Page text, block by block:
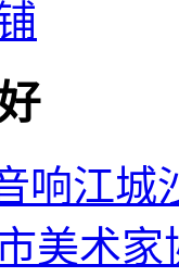
响江城
美术家